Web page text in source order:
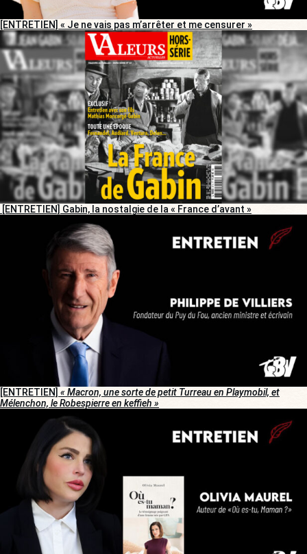
[ENTRETIEN] « Je ne vais pas m’arrêter et me censurer »
[ENTRETIEN] Gabin, la nostalgie de la « France d’avant »
[ENTRETIEN] « Macron, une sorte de petit Turreau en Playmobil, et
Mélenchon, le Robespierre en keffieh »